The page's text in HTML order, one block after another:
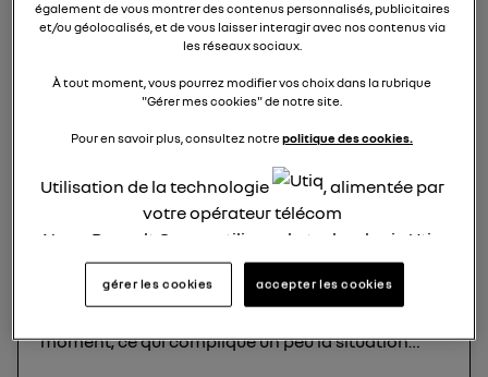
Je me permets de poster ici pour savoir si certains
d'entre vous ont déjà rencontré le même
problème que moi avec une Renault Clio 5 E-Tech
J'ai acheté ce véhicule d'occasion à 22 000 km,
elle en compte aujourd'hui 27 000 km.
Malheureusement, je viens de subir une panne
moteur électrique, ce qui rend le véhicule
Elle est actuellement au garage, mais celui-ci n'a
moment, ce qui complique un peu la situation…
également de vous montrer des contenus personnalisés, publicitaires
et/ou géolocalisés, et de vous laisser interagir avec nos contenus via
les réseaux sociaux.
À tout moment, vous pourrez modifier vos choix dans la rubrique
"Gérer mes cookies" de notre site.
Pour en savoir plus, consultez notrepolitique des cookies.
Utilisation de la technologie
, alimentée par
votre opérateur télécom
Nous, Renault Group, utilisons la technologie Utiq
pour nos activités digitales (telles que décrites
dans cette notice de consentement) et liées à
utilisez une connexion internet fournie parun
gérer les cookies accepter les cookies